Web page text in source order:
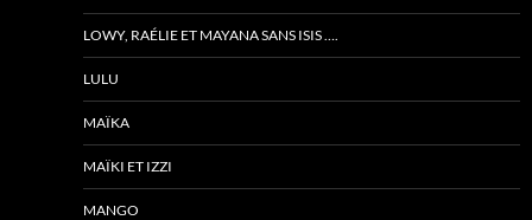
LOWY, RAÉLIE ET MAYANA SANS ISIS ….
LULU
MAÏKA
MAÏKI ET IZZI
MANGO